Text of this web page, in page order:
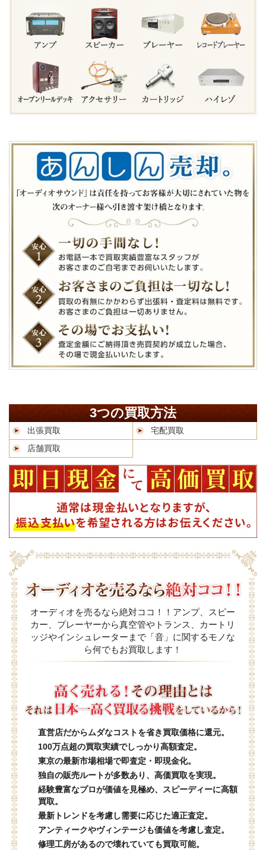
3つの買取方法
出張買取
宅配買取
店舗買取
オーディオを売るなら絶対ココ！！アンプ、スピー
カー、プレーヤーから真空管やトランス、カートリ
ッジやインシュレーターまで「音」に関するモノな
ら何でもお買取します！
直営店だからムダなコストを省き買取価格に還元。
100万点超の買取実績でしっかり高額査定。
東京の最新市場相場で即査定・即現金化。
独自の販売ルートが多数あり、高価買取を実現。
経験豊富なプロが価値を見極め、スピーディーに高額
買取。
最新トレンドを考慮し需要に応じた適正査定。
アンティークやヴィンテージも価値を考慮し査定。
修理工房があるので壊れていても買取可能。